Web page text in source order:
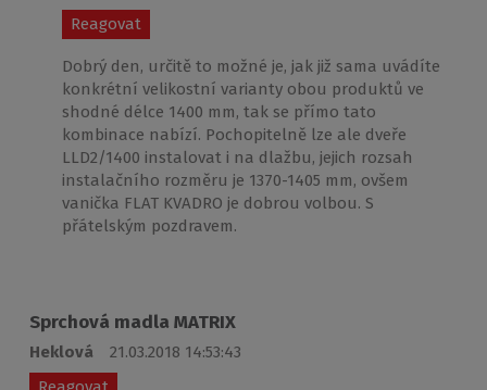
Reagovat
Dobrý den, určitě to možné je, jak již sama uvádíte
konkrétní velikostní varianty obou produktů ve
shodné délce 1400 mm, tak se přímo tato
kombinace nabízí. Pochopitelně lze ale dveře
LLD2/1400 instalovat i na dlažbu, jejich rozsah
instalačního rozměru je 1370-1405 mm, ovšem
vanička FLAT KVADRO je dobrou volbou. S
přátelským pozdravem.
Sprchová madla MATRIX
Heklová
21.03.2018 14:53:43